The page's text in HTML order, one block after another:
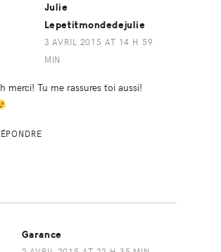
Julie
Lepetitmondedejulie
3 AVRIL 2015 AT 14 H 59
MIN
merci! Tu me rassures toi aussi!
Garance